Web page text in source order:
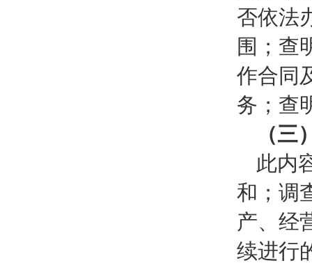
否依法
围；查
作合同
务；查
（
此内
和；调
产、经
续进行